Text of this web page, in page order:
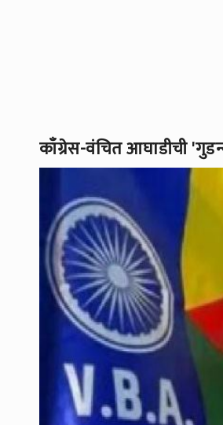
काँग्रेस-वंचित आघाडीची